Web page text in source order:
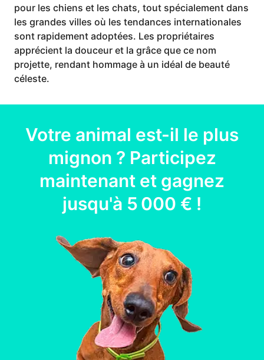
pour les chiens et les chats, tout spécialement dans
les grandes villes où les tendances internationales
sont rapidement adoptées. Les propriétaires
apprécient la douceur et la grâce que ce nom
projette, rendant hommage à un idéal de beauté
céleste.
Votre animal est-il le plus
mignon ? Participez
maintenant et gagnez
jusqu'à 5 000 € !